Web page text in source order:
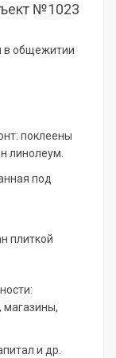
№1023
в общежитии
поклеены
линолеум.
под
плиткой
магазины,
и др.